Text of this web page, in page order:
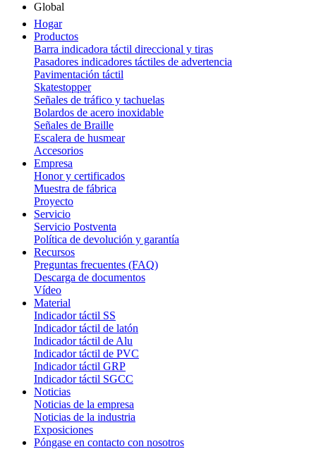
Global
Hogar
Productos
Barra indicadora táctil direccional y tiras
Pasadores indicadores táctiles de advertencia
Pavimentación táctil
Skatestopper
Señales de tráfico y tachuelas
Bolardos de acero inoxidable
Señales de Braille
Escalera de husmear
Accesorios
Empresa
Honor y certificados
Muestra de fábrica
Proyecto
Servicio
Servicio Postventa
Política de devolución y garantía
Recursos
Preguntas frecuentes (FAQ)
Descarga de documentos
Vídeo
Material
Indicador táctil SS
Indicador táctil de latón
Indicador táctil de Alu
Indicador táctil de PVC
Indicador táctil GRP
Indicador táctil SGCC
Noticias
Noticias de la empresa
Noticias de la industria
Exposiciones
Póngase en contacto con nosotros